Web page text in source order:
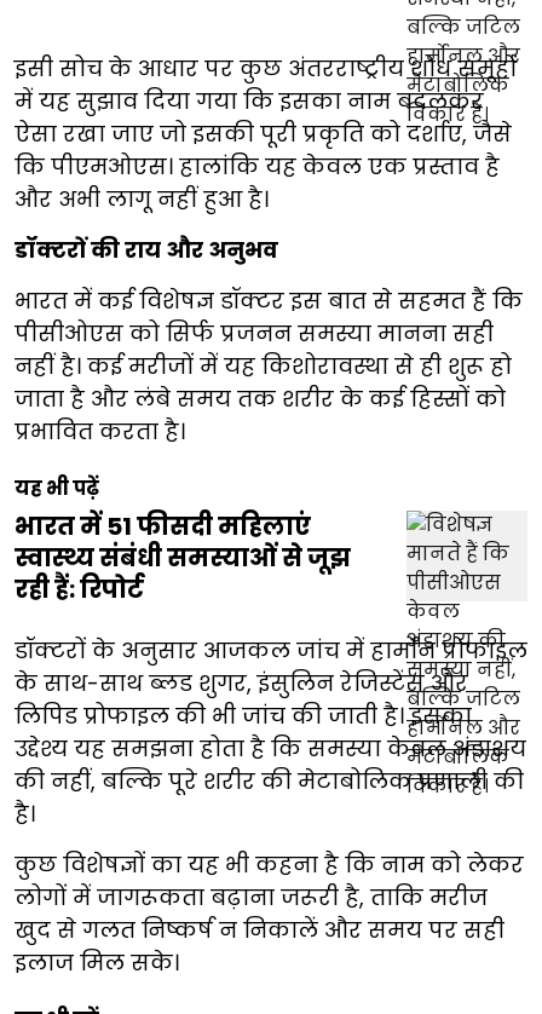
इसी सोच के आधार पर कुछ अंतरराष्ट्रीय शोध समूहों
में यह सुझाव दिया गया कि इसका नाम बदलकर
ऐसा रखा जाए जो इसकी पूरी प्रकृति को दर्शाए, जैसे
कि पीएमओएस। हालांकि यह केवल एक प्रस्ताव है
और अभी लागू नहीं हुआ है।
डॉक्टरों की राय और अनुभव
भारत में कई विशेषज्ञ डॉक्टर इस बात से सहमत हैं कि
पीसीओएस को सिर्फ प्रजनन समस्या मानना सही
नहीं है। कई मरीजों में यह किशोरावस्था से ही शुरू हो
जाता है और लंबे समय तक शरीर के कई हिस्सों को
प्रभावित करता है।
यह भी पढ़ें
भारत में 51 फीसदी महिलाएं
स्वास्थ्य संबंधी समस्याओं से जूझ
रही हैं: रिपोर्ट
डॉक्टरों के अनुसार आजकल जांच में हार्मोन प्रोफाइल
के साथ-साथ ब्लड शुगर, इंसुलिन रेजिस्टेंस और
लिपिड प्रोफाइल की भी जांच की जाती है। इसका
उद्देश्य यह समझना होता है कि समस्या केवल अंडाशय
की नहीं, बल्कि पूरे शरीर की मेटाबोलिक प्रणाली की
है।
कुछ विशेषज्ञों का यह भी कहना है कि नाम को लेकर
लोगों में जागरूकता बढ़ाना जरूरी है, ताकि मरीज
खुद से गलत निष्कर्ष न निकालें और समय पर सही
इलाज मिल सके।